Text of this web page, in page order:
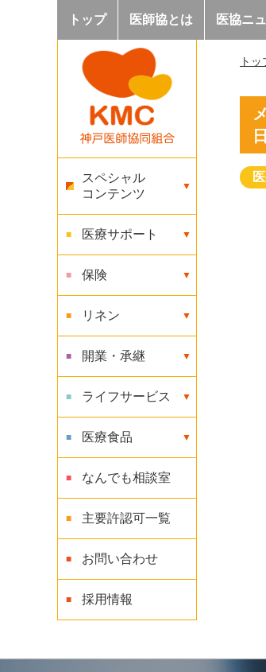
トップ 医師協とは 医協ニ
トッ
スペシャル
コンテンツ
医療サポート
保険
リネン
開業・承継
ライフサービス
医療食品
なんでも相談室
主要許認可一覧
お問い合わせ
採用情報